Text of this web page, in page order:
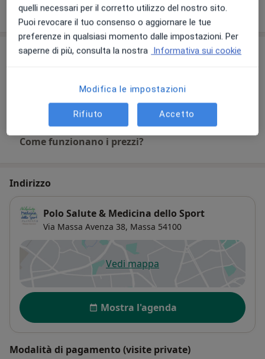
Mostra dettagli
sull'esperienza
Prestazioni e prezzi
Prenota una visita
Come funzionano i prezzi?
Indirizzo
Polo Salute & Medicina dello Sport
Via Massa Avenza 38, Massa 54100
Vedi mappasi apre in una nuova scheda
Disponibilità
Mostra l'agenda
Modalità di pagamento (visite private)
quelli necessari per il corretto utilizzo del nostro sito.
Puoi revocare il tuo consenso o aggiornare le tue
preferenze in qualsiasi momento dalle impostazioni. Per
saperne di più, consulta la nostra Informativa sui cookie
Modifica le impostazioni
Rifiuto Accetto